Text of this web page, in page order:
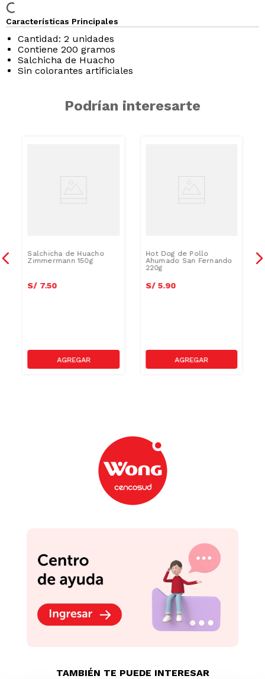
Características Principales
Cantidad: 2 unidades
Contiene 200 gramos
Salchicha de Huacho
Sin colorantes artificiales
Podrían interesarte
SAT
Salchicha de Huacho
Zimmermann 150g
S/ 7.50
Hot Dog de Pollo
Ahumado San Fernando
220g
S/ 5.90
TAMBIÉN TE PUEDE INTERESAR